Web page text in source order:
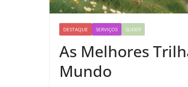
DESTAQUE SERVIÇOS SLIDER
As Melhores
Mundo